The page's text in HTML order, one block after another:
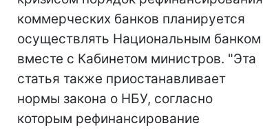
коммерческих банков планируется
осуществлять Национальным банком
вместе с Кабинетом министров. "Эта
статья также приостанавливает
нормы закона о НБУ, согласно
которым рефинансирование